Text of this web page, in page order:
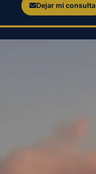
Dejar mi consulta